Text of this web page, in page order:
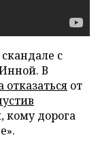
с
В
от
кому дорога